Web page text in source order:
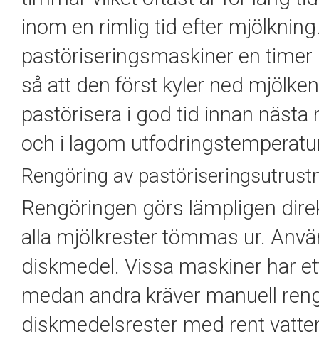
inom en rimlig tid efter
pastöriseringsmaskiner en
så att den först kyler ned
pastörisera i god tid innan
och i lagom
Rengöring av
Rengöringen görs lämpligen
alla mjölkrester tömmas ur.
diskmedel. Vissa maskiner har
medan andra kräver manuell
diskmedelsrester med rent